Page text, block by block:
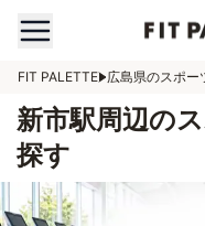
FIT PALETTE 広島県のスポー
新市駅周辺の
探す